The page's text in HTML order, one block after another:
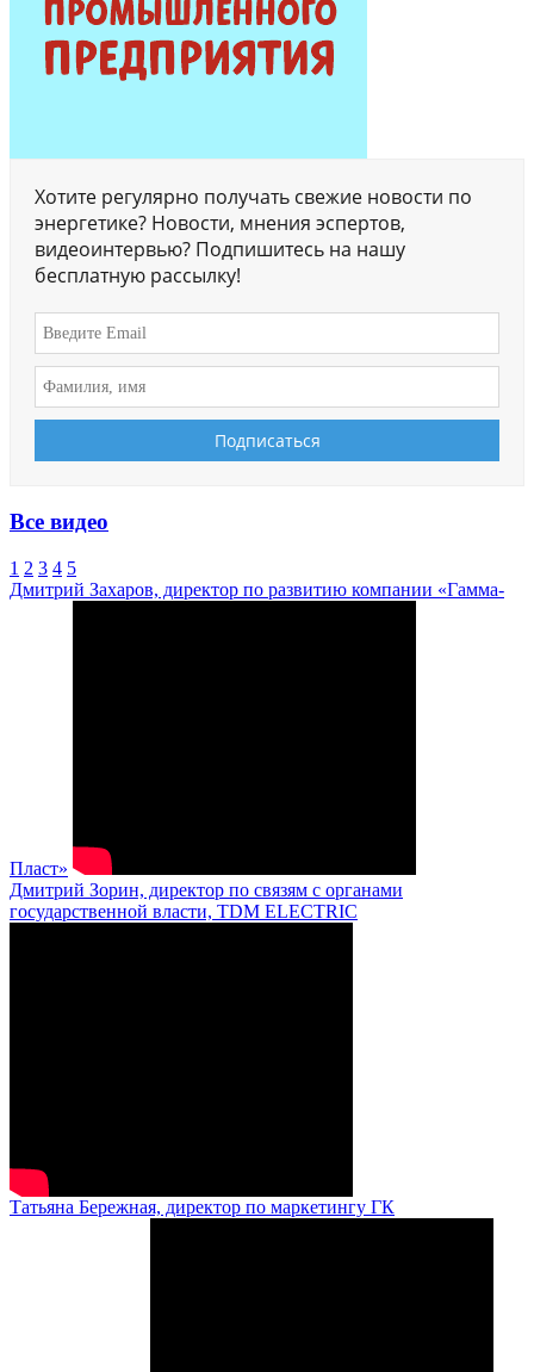
Хотите регулярно получать свежие новости по
энергетике? Новости, мнения эспертов,
видеоинтервью? Подпишитесь на нашу
бесплатную рассылку!
Все видео
1 2 3 4 5
Дмитрий Захаров, директор по развитию компании «Гамма-
Пласт»
Дмитрий Зорин, директор по связям с органами
государственной власти, TDM ELECTRIC
Татьяна Бережная, директор по маркетингу ГК